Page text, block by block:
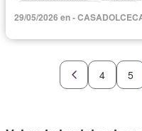
29/05/2026 en -
4 5